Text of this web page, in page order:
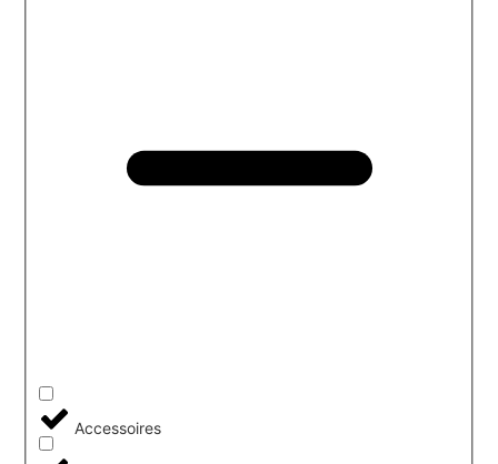
Accessoires